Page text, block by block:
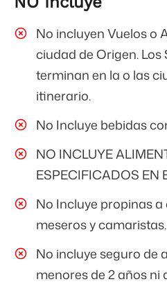
No incluyen Vuelos o
ciudad de Origen. Los
terminan en la o las
itinerario.
No Incluye bebidas
NO INCLUYE
ESPECIFICADOS EN
No Incluye propinas a
meseros y camaristas.
No incluye seguro de
menores de 2 años ni